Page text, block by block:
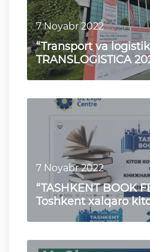
7 Noyabr 2022
“Transport va
TRANSLOGISTICA
ko‘rgazmasi
7 Noyabr 2022
“TASHKENT BOOK
Toshkent xalqaro